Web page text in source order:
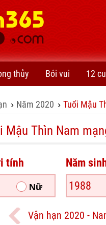
thủy Bói vui 12
› Năm 2020 › Tuổi Mậu
Mậu Thìn Nam
tính
Nữ
Năm
Vận hạn 2020 -